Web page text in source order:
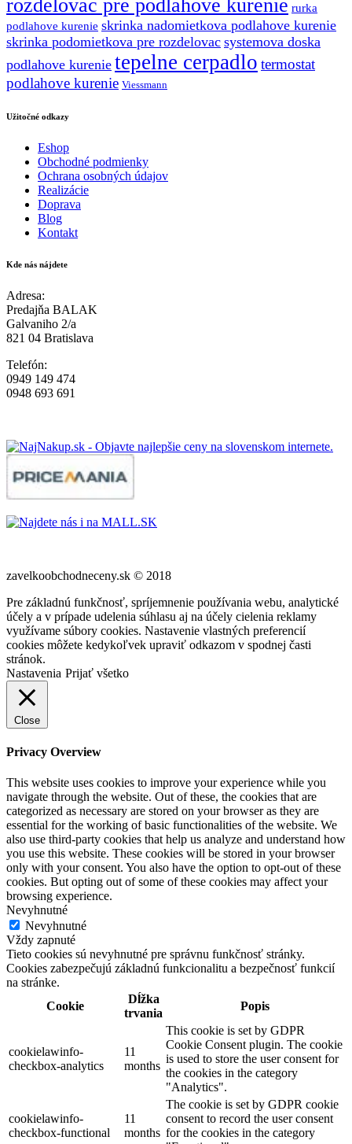
rozdelovac pre podlahove kurenie rurka
podlahove kurenie skrinka nadomietkova podlahove kurenie
skrinka podomietkova pre rozdelovac systemova doska
podlahove kurenie tepelne cerpadlo termostat
podlahove kurenie Viessmann
Užitočné odkazy
Eshop
Obchodné podmienky
Ochrana osobných údajov
Realizácie
Doprava
Blog
Kontakt
Kde nás nájdete
Adresa:
Predajňa BALAK
Galvaniho 2/a
821 04 Bratislava
Telefón:
0949 149 474
0948 693 691
zavelkoobchodneceny.sk © 2018
Pre základnú funkčnosť, spríjemnenie používania webu, analytické
účely a v prípade udelenia súhlasu aj na účely cielenia reklamy
využívame súbory cookies. Nastavenie vlastných preferencií
cookies môžete kedykoľvek upraviť odkazom v spodnej časti
stránok.
Nastavenia Prijať všetko
Close
Privacy Overview
This website uses cookies to improve your experience while you
navigate through the website. Out of these, the cookies that are
categorized as necessary are stored on your browser as they are
essential for the working of basic functionalities of the website. We
also use third-party cookies that help us analyze and understand how
you use this website. These cookies will be stored in your browser
only with your consent. You also have the option to opt-out of these
cookies. But opting out of some of these cookies may affect your
browsing experience.
Nevyhnutné
Nevyhnutné
Vždy zapnuté
Tieto cookies sú nevyhnutné pre správnu funkčnosť stránky.
Cookies zabezpečujú základnú funkcionalitu a bezpečnosť funkcií
na stránke.
Cookie
Dĺžka
trvania
Popis
cookielawinfo-
checkbox-analytics
11
months
This cookie is set by GDPR
Cookie Consent plugin. The cookie
is used to store the user consent for
the cookies in the category
"Analytics".
cookielawinfo-
checkbox-functional
11
months
The cookie is set by GDPR cookie
consent to record the user consent
for the cookies in the category